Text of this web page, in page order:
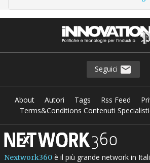
Seguici
About Autori Tags Rss Feed
Terms&Conditions Contenuti
Nextwork360è il più grande network in